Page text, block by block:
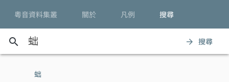
粵音資料集叢 關於 凡例 搜尋
search arrow_forward 搜尋
䖦